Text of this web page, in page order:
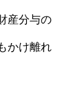
産分与の
かけ離れ